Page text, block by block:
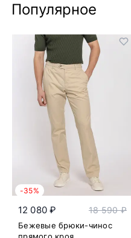
Популярное
-35%
12 080 ₽ 18 590 ₽
Бежевые брюки-чинос